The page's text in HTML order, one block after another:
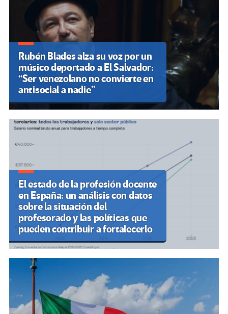
Rubén Blades alza su voz por un
músico deportado a El Salvador:
“Ser venezolano no convierte en
antisocial a nadie”
El estado de la profesión docente
en España: un análisis con datos
sobre la situación del
profesorado y las políticas que
pueden contribuir a fortalecerlo